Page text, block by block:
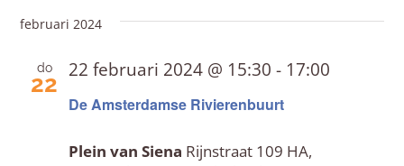
en
een
februari 2024
do
22
De Amsterdamse Rivierenbuurt
22 februari 2024 @ 15:30 - 17:00
Plein van Siena Rijnstraat 109 HA,